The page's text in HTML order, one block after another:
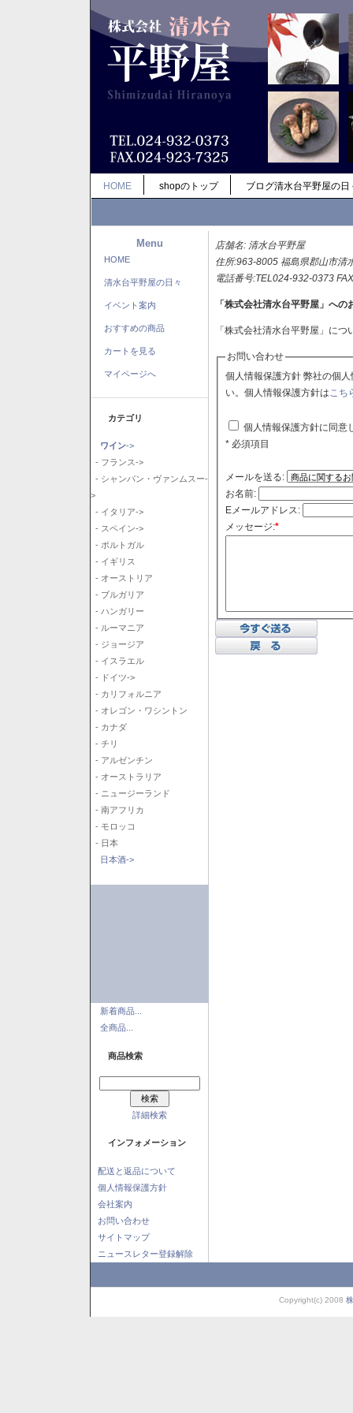
HOME shopのトップ ブログ清水台平野屋の日
Menu
HOME
清水台平野屋の日々
イベント案内
おすすめの商品
カートを見る
マイページへ
カテゴリ
ワイン->
- フランス->
- シャンパン・ヴァンムスー-
>
- イタリア->
- スペイン->
- ポルトガル
- イギリス
- オーストリア
- ブルガリア
- ハンガリー
- ルーマニア
- ジョージア
- イスラエル
- ドイツ->
- カリフォルニア
- オレゴン・ワシントン
- カナダ
- チリ
- アルゼンチン
- オーストラリア
- ニュージーランド
- 南アフリカ
- モロッコ
- 日本
日本酒->
新着商品...
全商品...
商品検索
詳細検索
インフォメーション
配送と返品について
個人情報保護方針
会社案内
お問い合わせ
サイトマップ
ニュースレター登録解除
店舗名: 清水台平野屋
住所:963-8005 福島県郡山市清
電話番号:TEL024-932-0373
「株式会社清水台平野屋」への
「株式会社清水台平野屋」に
お問い合わせ
個人情報保護方針 弊社の個人情報保護方針に同意される場合はチェックボックスをクリックしてくださ
い。個人情報保護方針はこち
個人情報保護方針に同意
* 必須項目
メールを送る:
お名前:
Eメールアドレス:
メッセージ:*
Copyright(c) 2008